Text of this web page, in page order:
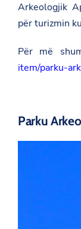
Arkeologjik
për turizmin
Për më
item/parku-
Parku